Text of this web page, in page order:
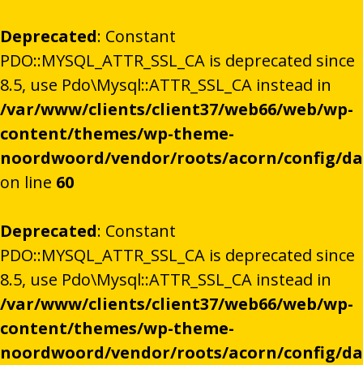
Deprecated: Constant
PDO::MYSQL_ATTR_SSL_CA is deprecated since
8.5, use Pdo\Mysql::ATTR_SSL_CA instead in
/var/www/clients/client37/web66/web/wp-
content/themes/wp-theme-
noordwoord/vendor/roots/acorn/config/
on line 60
Deprecated: Constant
PDO::MYSQL_ATTR_SSL_CA is deprecated since
8.5, use Pdo\Mysql::ATTR_SSL_CA instead in
/var/www/clients/client37/web66/web/wp-
content/themes/wp-theme-
noordwoord/vendor/roots/acorn/config/